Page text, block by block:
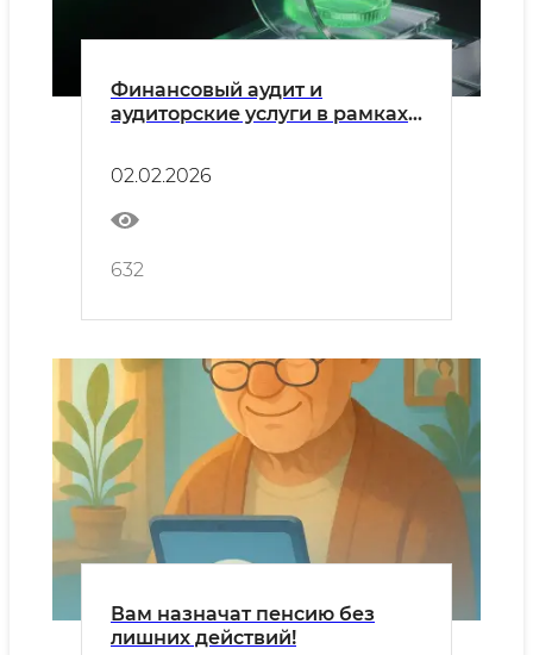
Финансовый аудит и
аудиторские услуги в рамках
02.02.2026
632
Вам назначат пенсию без
лишних действий!